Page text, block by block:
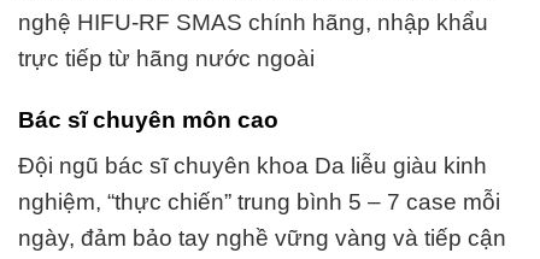
nghệ HIFU-RF SMAS chính hãng, nhập khẩu
trực tiếp từ hãng nước ngoài
Bác sĩ chuyên môn cao
Đội ngũ bác sĩ chuyên khoa Da liễu giàu kinh
nghiệm, “thực chiến” trung bình 5 – 7 case mỗi
ngày, đảm bảo tay nghề vững vàng và tiếp cận